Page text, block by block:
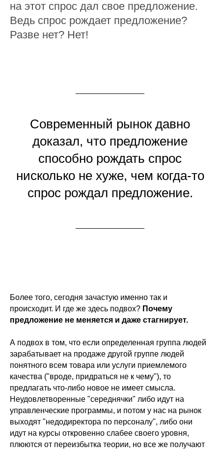
на этот спрос дал свое предложение.
Ведь спрос рождает предложение?
Разве нет? Нет!
Современный рынок давно
доказал, что предложение
способно рождать спрос
нисколько не хуже, чем когда-то
спрос рождал предложение.
Более того, сегодня зачастую именно так и
происходит. И где же здесь подвох? Почему
предложение не меняется и даже стагнирует.
А подвох в том, что если определенная группа людей
зарабатывает на продаже другой группе людей
понятного всем товара или услуги приемлемого
качества ("вроде, придраться не к чему"), то
предлагать что-либо новое не имеет смысла.
Неудовлетворенные "середнячки" либо идут на
управленческие программы, и потом у нас на рынок
выходят "недодиректора по персоналу", либо они
идут на курсы откровенно слабее своего уровня,
плюются от переизбытка теории, но все же получают